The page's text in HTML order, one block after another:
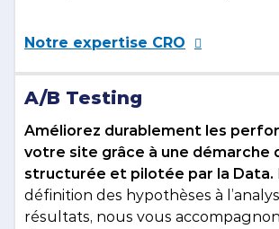
Notre expertise CRO
A/B Testing
Améliorez durablement les
votre site grâce à une démarche
structurée et pilotée par la Data.
définition des hypothèses à
résultats, nous vous